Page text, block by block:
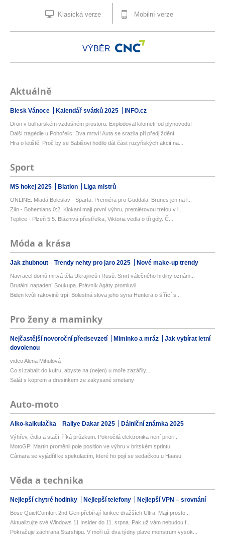
Klasická verze Mobilní verze
VÝBĚR
Aktuálně
Blesk Vánoce Kalendář svátků 2025 INFO.cz
Dron v bulharském vzdušném prostoru: Explodoval kilometr od plynovodu!
Další tragédie u Pohořelic: Dva mrtví! Auta se srazila při předjíždění
Hra o letiště. Proč by se Babišovi hodilo dát část ruzyňských akcií na...
Sport
MS hokej 2025 Biatlon Liga mistrů
ONLINE: Mladá Boleslav - Sparta. Premiéra pro Guddala. Brunes jen na l...
Zlín - Bohemians 0:2. Klokani mají první výhru, premiérovou trefou v l...
Teplice - Plzeň 5:5. Bláznivá přestřelka, Viktoria vedla o tři góly. Č...
Móda a krása
Jak zhubnout Trendy nehty pro jaro 2025 Nové make-up trendy
Navracel domů mrtvá těla Ukrajinců i Rusů: Smrt válečného hrdiny oznám...
Brutální napadení Soukupa. Právník Agáty promluvil
Biden kvůli rakovině trpí! Bolestná slova jeho syna Huntera o šířící s...
Pro ženy a maminky
Nejčastější novoroční předsevzetí Miminko a mráz
Jak vybírat letní
dovolenou
video Alena Mihulová
Co si zabalit do kufru, abyste na (nejen) u moře zazářily...
Salát s koprem a dresinkem ze zakysané smetany
Auto-moto
Alko-kalkulačka Rallye Dakar 2025 Dálniční známka 2025
Výhřev, čidla a stačí, říká průzkum. Pokročilá elektronika není priori...
MotoGP: Martin proměnil pole position ve výhru v britském sprintu
Câmara se vyjádřil ke spekulacím, které ho pojí se sedačkou u Haasu
Věda a technika
Nejlepší chytré hodinky Nejlepší telefony Nejlepší VPN – srovnání
Bose QuietComfort 2nd Gen přebírají funkce dražších Ultra. Mají prosto...
Aktualizujte své Windows 11 Insider do 11. srpna. Pak už vám nebudou f...
Pokračuje záchrana Starshipu. V moři už dva týdny plave monstrum vysok...